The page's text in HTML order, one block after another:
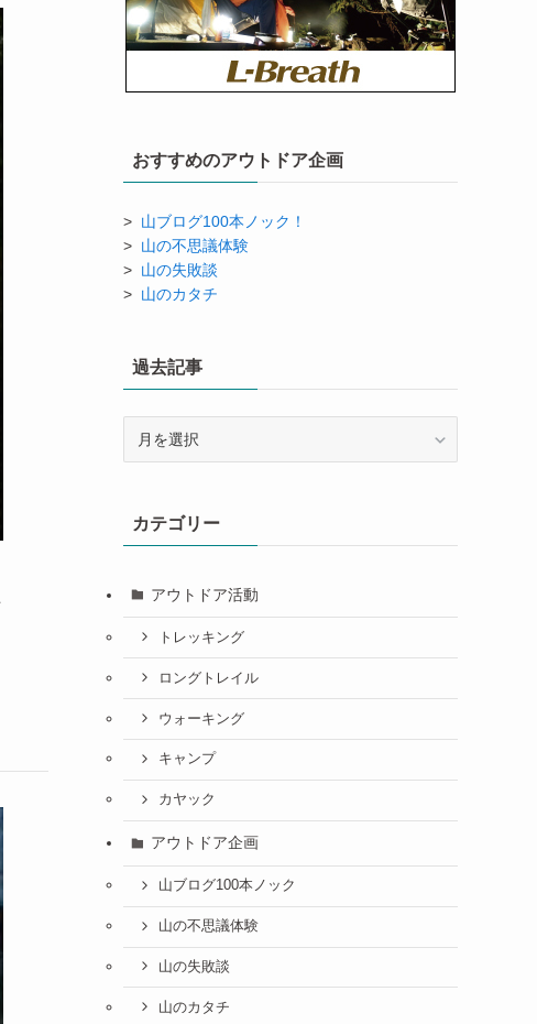
おすすめのアウトドア企画
> 山ブログ100本ノック！
> 山の不思議体験
> 山の失敗談
> 山のカタチ
過去記事
カテゴリー
アウトドア活動
トレッキング
ロングトレイル
ウォーキング
キャンプ
カヤック
アウトドア企画
山ブログ100本ノック
山の不思議体験
山の失敗談
山のカタチ